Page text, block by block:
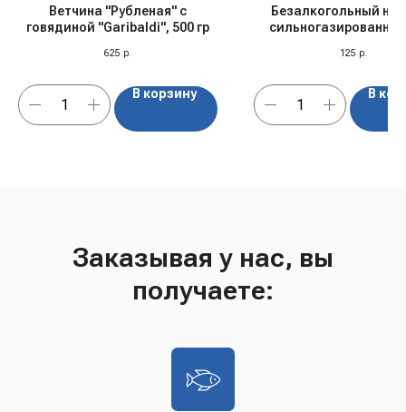
Ветчина "Рубленая" с
говядиной "Garibaldi", 500 гр
625 р.
В корзину
Безалкогольный
Польша, 0,33 л
125 р.
В
Заказывая у нас, вы
получаете: